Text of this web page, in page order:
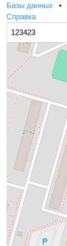
Базы данных •
Справка